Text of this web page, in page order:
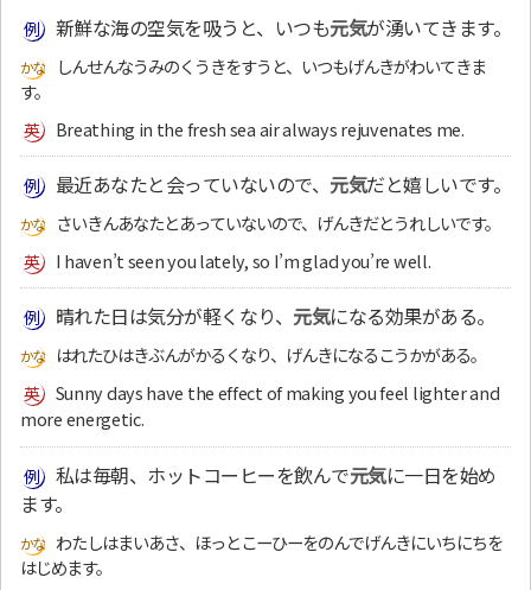
新鮮な海の空気を吸うと、いつも元気が湧いてきます。
しんせんなうみのくうきをすうと、いつもげんきがわいてきま
す。
Breathing in the fresh sea air always rejuvenates me.
最近あなたと会っていないので、 元気だと嬉しいです。
さいきんあなたとあっていないので、げんきだとうれしいです。
I haven’t seen you lately, so I’m glad you’re well.
晴れた日は気分が軽くなり、 元気になる効果がある。
はれたひはきぶんがかるくなり、げんきになるこうかがある。
Sunny days have the effect of making you feel lighter and
more energetic.
私は毎朝、ホットコーヒーを飲んで元気に一日を始め
ます。
わたしはまいあさ、ほっとこーひーをのんでげんきにいちにちを
はじめます。